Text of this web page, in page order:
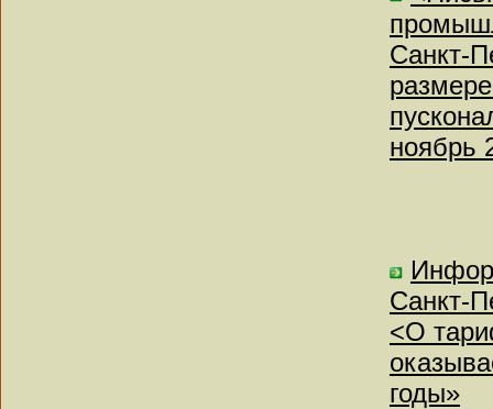
Санкт-
ноябрь
Санкт-
<О
годы»